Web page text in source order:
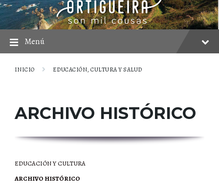
saltar
al
contenido
Saltar
a
la
navegación
principal
Saltar
al
pie
Menú
INICIO EDUCACIÓN, CULTURA Y SALUD
ARCHIVO HISTÓRICO
EDUCACIÓN Y CULTURA
ARCHIVO HISTÓRICO